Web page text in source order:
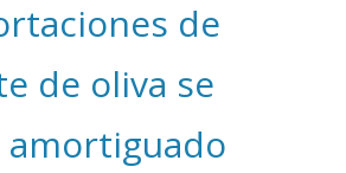
de
de oliva se
amortiguado